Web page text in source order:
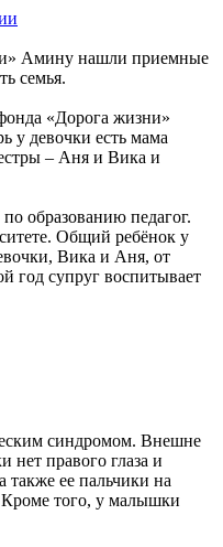
Амину нашли приемные
семья.
«Дорога жизни»
у девочки есть мама
– Аня и Вика и
образованию педагог.
Общий ребёнок у
Вика и Аня, от
год супруг воспитывает
синдромом. Внешне
нет правого глаза и
также ее пальчики на
Кроме того, у малышки